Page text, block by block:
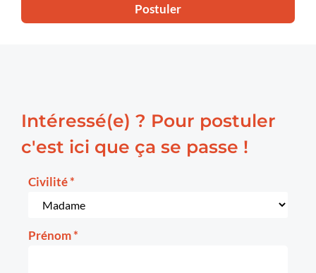
Postuler
Intéressé(e) ? Pour postuler
c'est ici que ça se passe !
Civilité*
Prénom*